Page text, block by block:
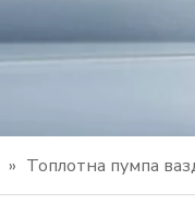
» Топлотна пумпа